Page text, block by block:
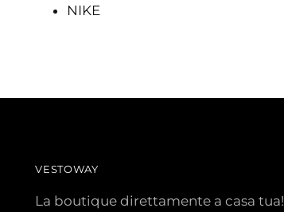
NIKE
VESTOWAY
La boutique direttamente a casa tua!